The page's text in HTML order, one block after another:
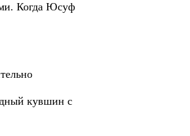
Когда Юсуф
кувшин с